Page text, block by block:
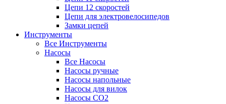
Цепи 12 скоростей
Цепи для электровелосипедов
Замки цепей
Инструменты
Все Инструменты
Насосы
Все Насосы
Насосы ручные
Насосы напольные
Насосы для вилок
Насосы CO2